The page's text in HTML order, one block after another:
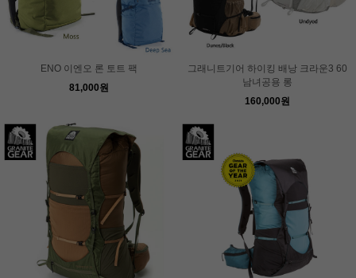
ENO 이엔오 론 토트 팩
81,000원
그래니트기어 하이킹 배낭 크라운3 60
남녀공용 롱
160,000원